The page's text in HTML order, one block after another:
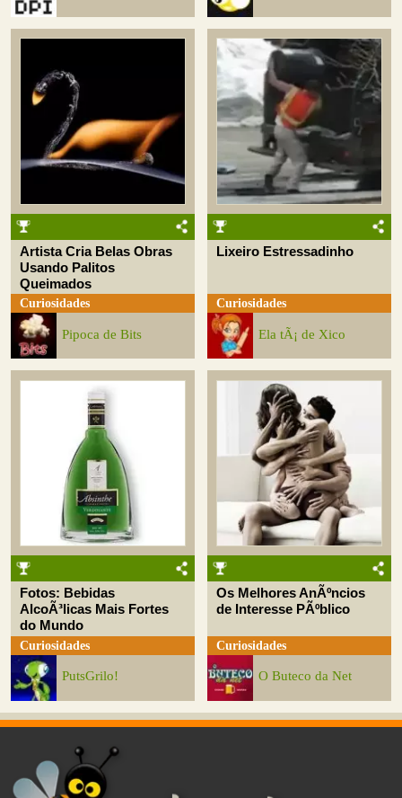
Artista Cria Belas Obras
Usando Palitos
Queimados
Curiosidades
Pipoca de Bits
Lixeiro Estressadinho
Curiosidades
Ela tÃ¡ de Xico
Fotos: Bebidas
AlcoÃ³licas Mais Fortes
do Mundo
Curiosidades
PutsGrilo!
Os Melhores AnÃºncios
de Interesse PÃºblico
Curiosidades
O Buteco da Net